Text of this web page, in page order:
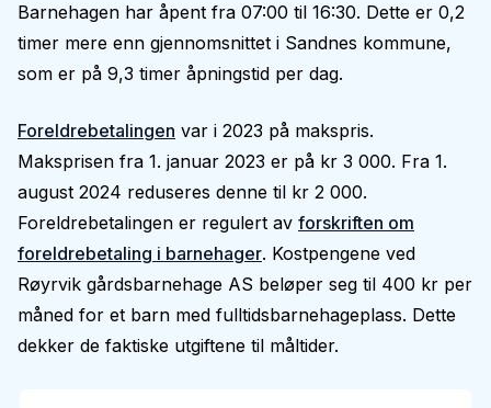
Barnehagen har åpent fra 07:00 til 16:30. Dette er 0,2
timer mere enn gjennomsnittet i Sandnes kommune,
som er på 9,3 timer åpningstid per dag.
Foreldrebetalingen var i 2023 på makspris.
Maksprisen fra 1. januar 2023 er på kr 3 000. Fra 1.
august 2024 reduseres denne til kr 2 000.
Foreldrebetalingen er regulert av forskriften om
foreldrebetaling i barnehager. Kostpengene ved
Røyrvik gårdsbarnehage AS beløper seg til 400 kr per
måned for et barn med fulltidsbarnehageplass. Dette
dekker de faktiske utgiftene til måltider.